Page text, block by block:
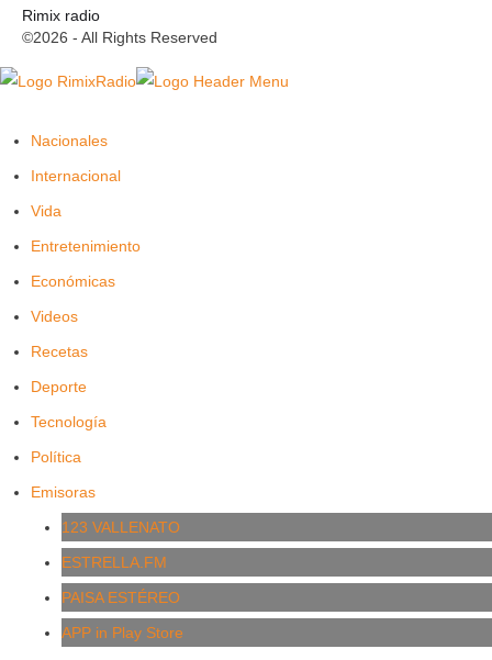
Rimix radio
©2026 - All Rights Reserved
Nacionales
Internacional
Vida
Entretenimiento
Económicas
Videos
Recetas
Deporte
Tecnología
Política
Emisoras
123 VALLENATO
ESTRELLA.FM
PAISA ESTÉREO
APP in Play Store